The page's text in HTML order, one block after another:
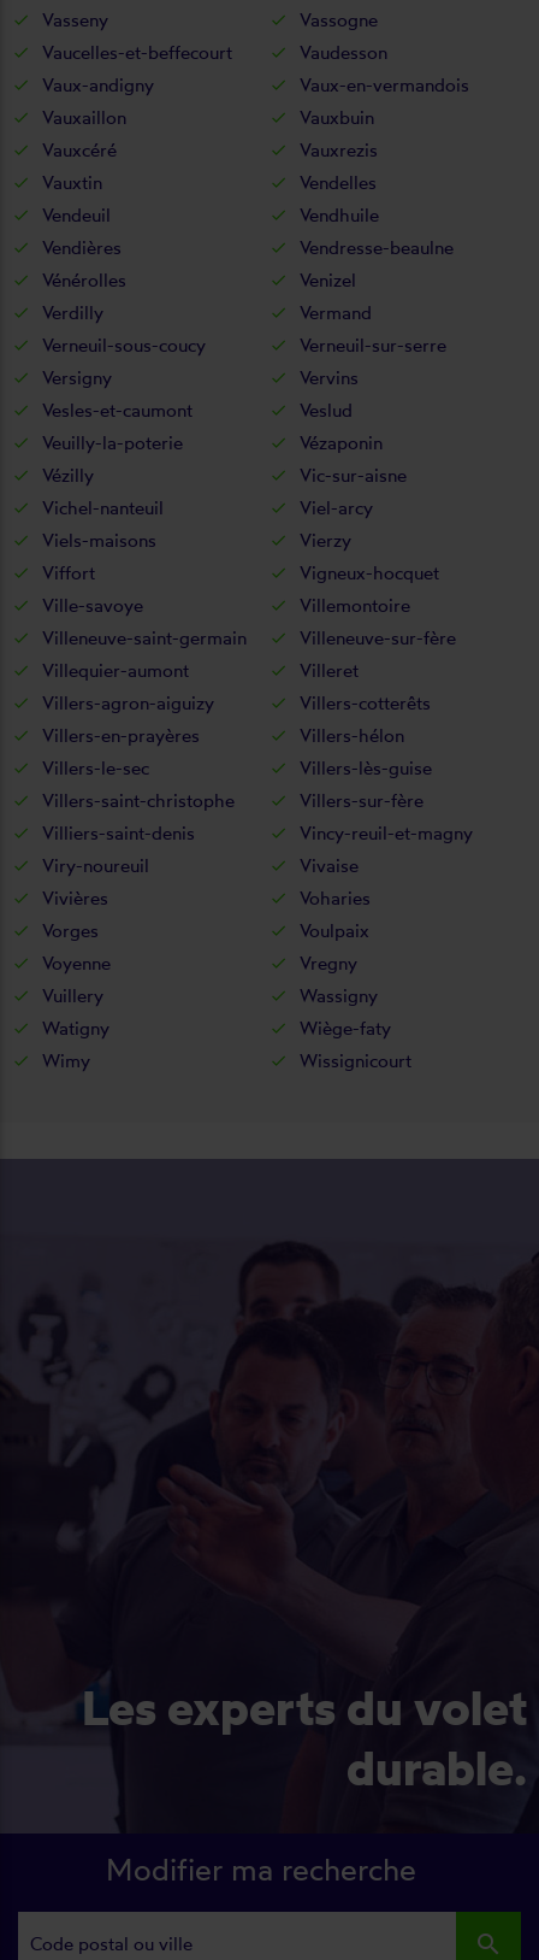
Vasseny
Vassogne
Vaucelles-et-beffecourt
Vaudesson
Vaux-andigny
Vaux-en-vermandois
Vauxaillon
Vauxbuin
Vauxcéré
Vauxrezis
Vauxtin
Vendelles
Vendeuil
Vendhuile
Vendières
Vendresse-beaulne
Vénérolles
Venizel
Verdilly
Vermand
Verneuil-sous-coucy
Verneuil-sur-serre
Versigny
Vervins
Vesles-et-caumont
Veslud
Veuilly-la-poterie
Vézaponin
Vézilly
Vic-sur-aisne
Vichel-nanteuil
Viel-arcy
Viels-maisons
Vierzy
Viffort
Vigneux-hocquet
Ville-savoye
Villemontoire
Villeneuve-saint-germain
Villeneuve-sur-fère
Villequier-aumont
Villeret
Villers-agron-aiguizy
Villers-cotterêts
Villers-en-prayères
Villers-hélon
Villers-le-sec
Villers-lès-guise
Villers-saint-christophe
Villers-sur-fère
Villiers-saint-denis
Vincy-reuil-et-magny
Viry-noureuil
Vivaise
Vivières
Voharies
Vorges
Voulpaix
Voyenne
Vregny
Vuillery
Wassigny
Watigny
Wiège-faty
Wimy
Wissignicourt
Les experts du volet
durable.
Modifier ma recherche
search